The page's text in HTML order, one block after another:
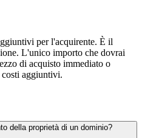
per l'acquirente. È il
L'unico importo che dovrai
di acquisto immediato o
costi aggiuntivi.
della proprietà di un dominio?